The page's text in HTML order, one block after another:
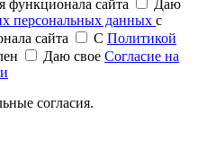
функционала сайта
Даю
персональных данных с
сайта
С Политикой
Даю свое Согласие на
согласия.